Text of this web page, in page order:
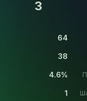
3
64
38
4.6%
1